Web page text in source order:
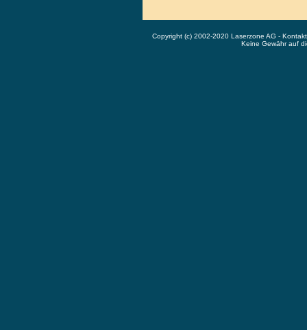
Copyright (c) 2002-2020 Laserzone AG -
Keine Gewähr auf